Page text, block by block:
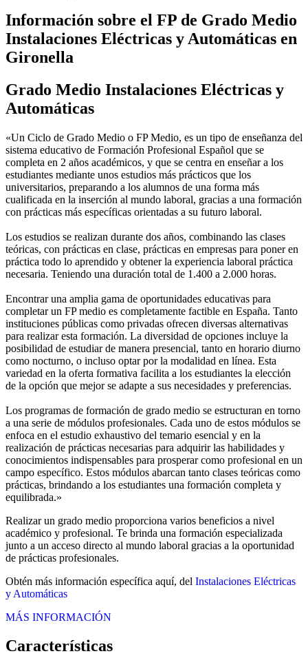
Información sobre el FP de Grado Medio
Instalaciones Eléctricas y Automáticas en
Gironella
Grado Medio Instalaciones Eléctricas y
Automáticas
«Un Ciclo de Grado Medio o FP Medio, es un tipo de enseñanza del
sistema educativo de Formación Profesional Español que se
completa en 2 años académicos, y que se centra en enseñar a los
estudiantes mediante unos estudios más prácticos que los
universitarios, preparando a los alumnos de una forma más
cualificada en la inserción al mundo laboral, gracias a una formación
con prácticas más específicas orientadas a su futuro laboral.
Los estudios se realizan durante dos años, combinando las clases
teóricas, con prácticas en clase, prácticas en empresas para poner en
práctica todo lo aprendido y obtener la experiencia laboral práctica
necesaria. Teniendo una duración total de 1.400 a 2.000 horas.
Encontrar una amplia gama de oportunidades educativas para
completar un FP medio es completamente factible en España. Tanto
instituciones públicas como privadas ofrecen diversas alternativas
para realizar esta formación. La diversidad de opciones incluye la
posibilidad de estudiar de manera presencial, tanto en horario diurno
como nocturno, o incluso optar por la modalidad en línea. Esta
variedad en la oferta formativa facilita a los estudiantes la elección
de la opción que mejor se adapte a sus necesidades y preferencias.
Los programas de formación de grado medio se estructuran en torno
a una serie de módulos profesionales. Cada uno de estos módulos se
enfoca en el estudio exhaustivo del temario esencial y en la
realización de prácticas necesarias para adquirir las habilidades y
conocimientos indispensables para prosperar como profesional en un
campo específico. Estos módulos abarcan tanto clases teóricas como
prácticas, brindando a los estudiantes una formación completa y
equilibrada.»
Realizar un grado medio proporciona varios beneficios a nivel
académico y profesional. Te brinda una formación especializada
junto a un acceso directo al mundo laboral gracias a la oportunidad
de prácticas profesionales.
Obtén más información específica aquí, del Instalaciones Eléctricas
y Automáticas
MÁS INFORMACIÓN
Características